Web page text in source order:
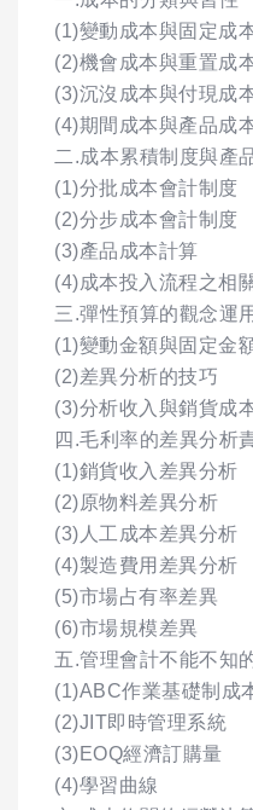
(1)變動成本與固定成
(2)機會成本與重置成
(3)沉沒成本與付現成
(4)期間成本與產品成
二.成本累積制度與產
(1)分批成本會計制度
(2)分步成本會計制度
(3)產品成本計算
(4)成本投入流程之相
三.彈性預算的觀念運用
(1)變動金額與固定金
(2)差異分析的技巧
(3)分析收入與銷貨成
四.毛利率的差異分析
(1)銷貨收入差異分析
(2)原物料差異分析
(3)人工成本差異分析
(4)製造費用差異分析
(5)市場占有率差異
(6)市場規模差異
五.管理會計不能不知
(1)ABC作業基礎制成
(2)JIT即時管理系統
(3)EOQ經濟訂購量
(4)學習曲線